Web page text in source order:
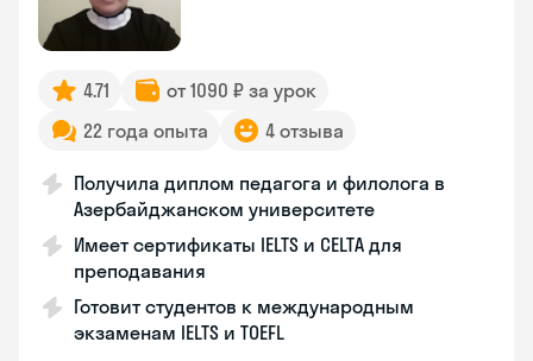
4.71
от 1090 ₽ за урок
22 года опыта
4 отзыва
Получила диплом педагога и филолога в
Азербайджанском университете
Имеет сертификаты IELTS и CELTA для
преподавания
Готовит студентов к международным
экзаменам IELTS и TOEFL